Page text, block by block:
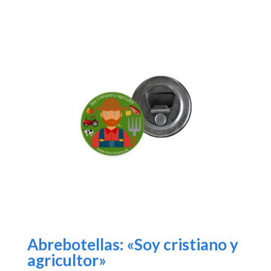
Abrebotellas: «Soy cristiano y
agricultor»